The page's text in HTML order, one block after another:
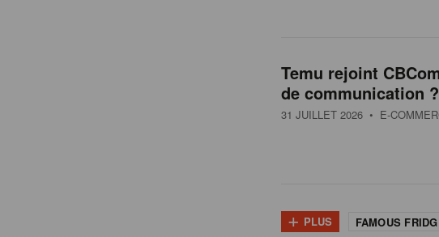
Temu rejoint
de communication ?
31 JUILLET 2026 • E-
+ PLUS FAMOUS